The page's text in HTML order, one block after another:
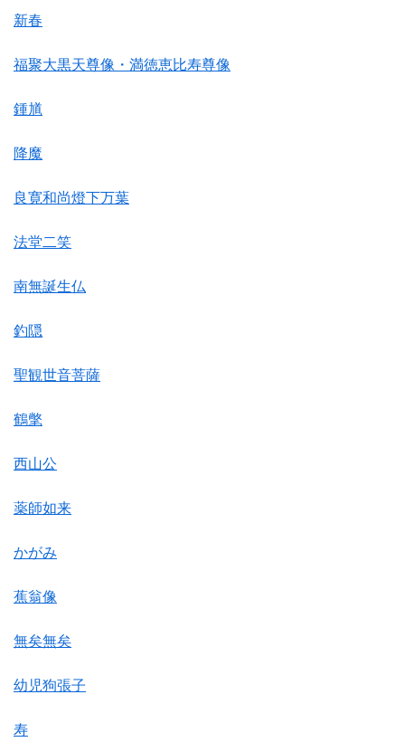
新春
福聚大黒天尊像・満徳恵比寿尊像
鍾馗
降魔
良寛和尚燈下万葉
法堂二笑
南無誕生仏
釣隠
聖観世音菩薩
鶴氅
西山公
薬師如来
かがみ
蕉翁像
無矣無矣
幼児狗張子
寿